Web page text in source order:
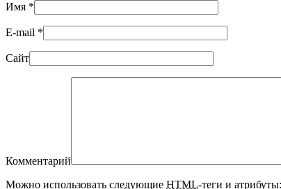
Имя *
E-mail *
Сайт
Комментарий
Можно использовать следующие HTML-теги и атрибуты: